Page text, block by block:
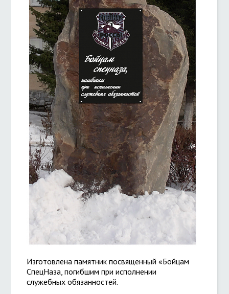
Изготовлена памятник посвященный «Бойцам
СпецНаза, погибшим при исполнении
служебных обязанностей.